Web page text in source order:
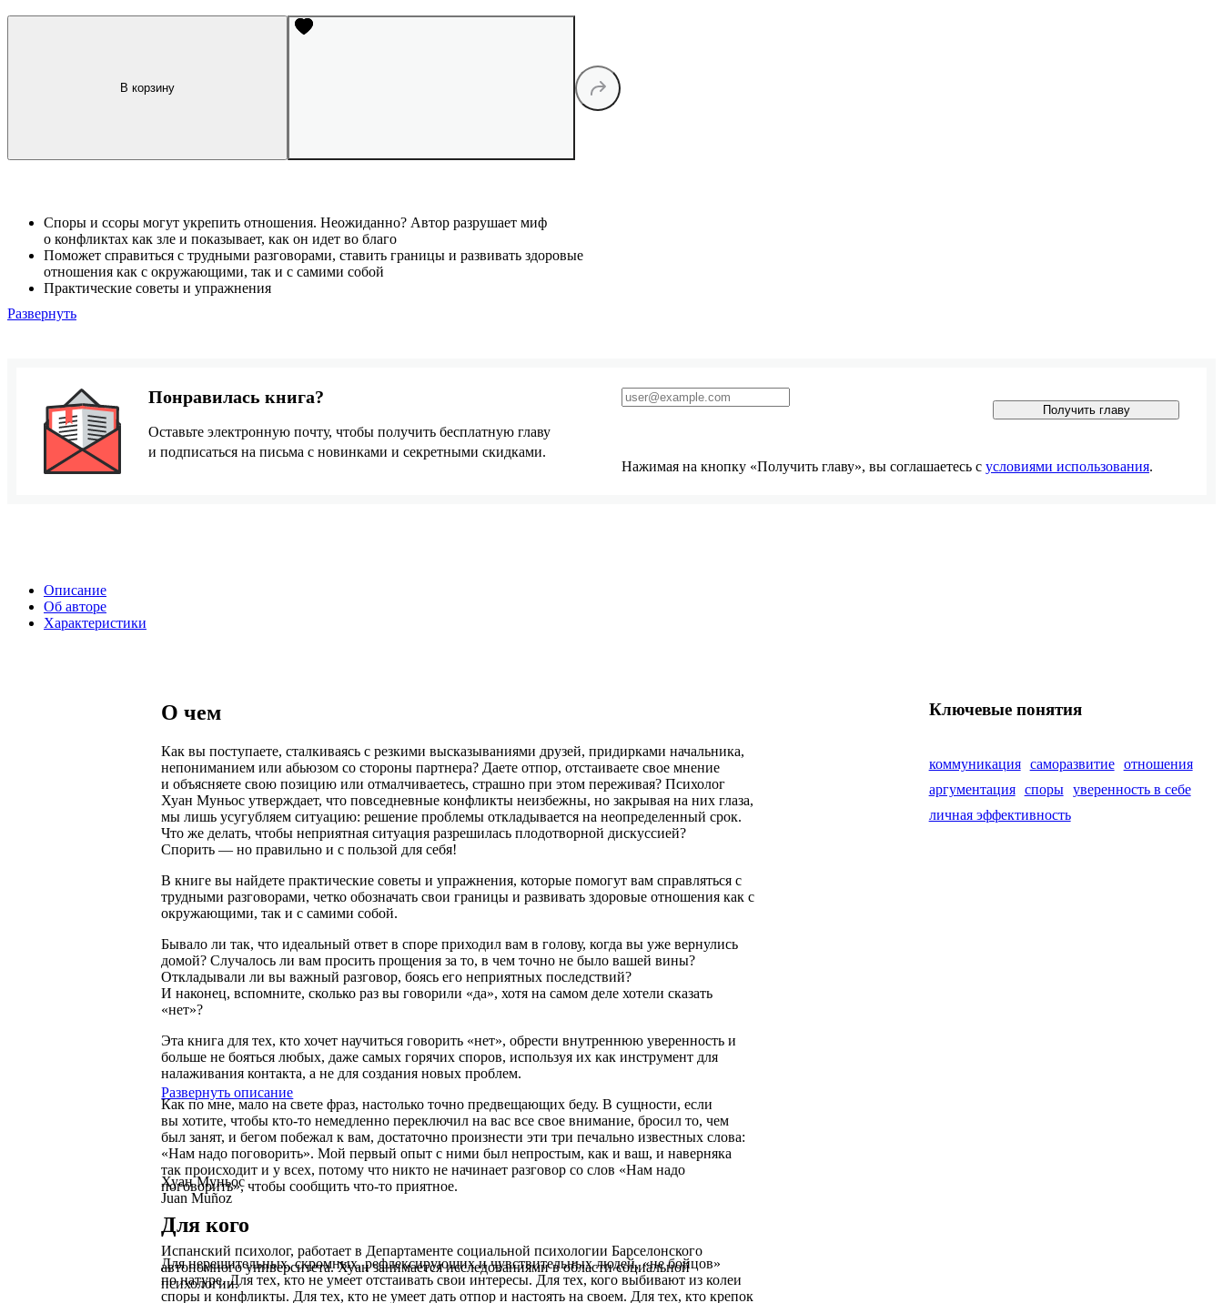
В корзину
Споры и ссоры могут укрепить отношения. Неожиданно? Автор разрушает миф
о конфликтах как зле и показывает, как он идет во благо
Поможет справиться с трудными разговорами, ставить границы и развивать здоровые
отношения как с окружающими, так и с самими собой
Практические советы и упражнения
Развернуть
Описание
Об авторе
Характеристики
О чем
Как вы поступаете, сталкиваясь с резкими высказываниями друзей, придирками начальника,
непониманием или абьюзом со стороны партнера? Даете отпор, отстаиваете свое мнение
и объясняете свою позицию или отмалчиваетесь, страшно при этом переживая? Психолог
Хуан Муньос утверждает, что повседневные конфликты неизбежны, но закрывая на них глаза,
мы лишь усугубляем ситуацию: решение проблемы откладывается на неопределенный срок.
Что же делать, чтобы неприятная ситуация разрешилась плодотворной дискуссией?
Спорить — но правильно и с пользой для себя!
В книге вы найдете практические советы и упражнения, которые помогут вам справляться с
трудными разговорами, четко обозначать свои границы и развивать здоровые отношения как с
окружающими, так и с самими собой.
Бывало ли так, что идеальный ответ в споре приходил вам в голову, когда вы уже вернулись
домой? Случалось ли вам просить прощения за то, в чем точно не было вашей вины?
Откладывали ли вы важный разговор, боясь его неприятных последствий?
И наконец, вспомните, сколько раз вы говорили «да», хотя на самом деле хотели сказать
«нет»?
Эта книга для тех, кто хочет научиться говорить «нет», обрести внутреннюю уверенность и
больше не бояться любых, даже самых горячих споров, используя их как инструмент для
налаживания контакта, а не для создания новых проблем.
Как по мне, мало на свете фраз, настолько точно предвещающих беду. В сущности, если
вы хотите, чтобы кто-то немедленно переключил на вас все свое внимание, бросил то, чем
был занят, и бегом побежал к вам, достаточно произнести эти три печально известных слова:
«Нам надо поговорить». Мой первый опыт с ними был непростым, как и ваш, и наверняка
так происходит и у всех, потому что никто не начинает разговор со слов «Нам надо
поговорить», чтобы сообщить что-то приятное.
Для кого
Для нерешительных, скромных, рефлексирующих и чувствительных людей, «не бойцов»
по натуре. Для тех, кто не умеет отстаивать свои интересы. Для тех, кого выбивают из колеи
споры и конфликты. Для тех, кто не умеет дать отпор и настоять на своем. Для тех, кто крепок
Развернуть описание
Ключевые понятия
коммуникация саморазвитие
отношения
аргументация
споры
уверенность в себе
личная эффективность
Хуан Муньос
Juan Muñoz
Испанский психолог, работает в Департаменте социальной психологии Барселонского
автономного университета. Хуан занимается исследованиями в области социальной
психологии.
Понравилась книга?
Оставьте электронную почту, чтобы получить бесплатную главу
и подписаться на письма с новинками и секретными скидками.
Получить главу
Нажимая на кнопку «Получить главу», вы соглашаетесь с условиями использования.